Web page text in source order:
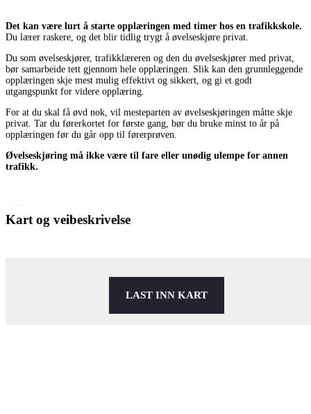
Det kan være lurt å starte opplæringen med timer hos en trafikkskole.
Du lærer raskere, og det blir tidlig trygt å øvelseskjøre privat.
Du som øvelseskjører, trafikklæreren og den du øvelseskjører med privat,
bør samarbeide tett gjennom hele opplæringen. Slik kan den grunnleggende
opplæringen skje mest mulig effektivt og sikkert, og gi et godt
utgangspunkt for videre opplæring.
For at du skal få øvd nok, vil mesteparten av øvelseskjøringen måtte skje
privat. Tar du førerkortet for første gang, bør du bruke minst to år på
opplæringen før du går opp til førerprøven.
Øvelseskjøring må ikke være til fare eller unødig ulempe for annen
trafikk.
Kart og veibeskrivelse
LAST INN KART